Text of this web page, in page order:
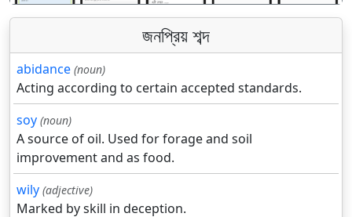
জনপ্রিয় শব্দ
abidance (noun)
Acting according to certain accepted standards.
soy (noun)
A source of oil. Used for forage and soil
improvement and as food.
wily (adjective)
Marked by skill in deception.